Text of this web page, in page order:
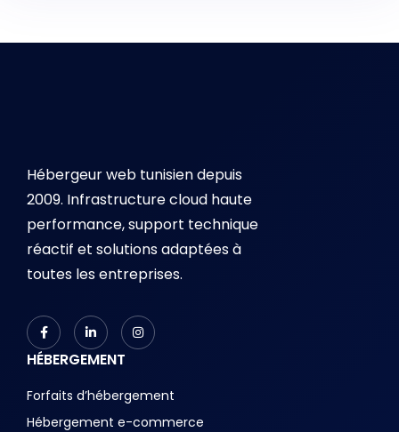
Hébergeur web tunisien depuis
2009. Infrastructure cloud haute
performance, support technique
réactif et solutions adaptées à
toutes les entreprises.
HÉBERGEMENT
Forfaits d’hébergement
Hébergement e-commerce